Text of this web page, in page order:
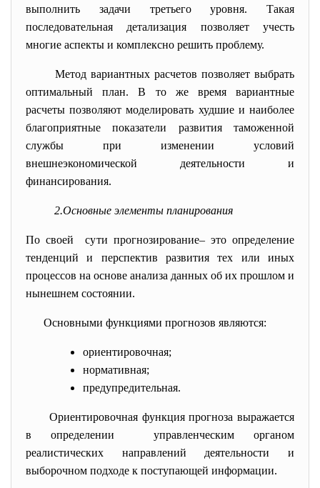
выполнить задачи третьего уровня. Такая
последовательная детализация позволяет учесть
многие аспекты и комплексно решить проблему.
Метод вариантных расчетов позволяет выбрать
оптимальный план. В то же время вариантные
расчеты позволяют моделировать худшие и наиболее
благоприятные показатели развития таможенной
службы при изменении условий
внешнеэкономической деятельности и
финансирования.
2.Основные элементы планирования
По своей сути прогнозирование– это определение
тенденций и перспектив развития тех или иных
процессов на основе анализа данных об их прошлом и
нынешнем состоянии.
Основными функциями прогнозов являются:
ориентировочная;
нормативная;
предупредительная.
Ориентировочная функция прогноза выражается
в определении управленческим органом
реалистических направлений деятельности и
выборочном подходе к поступающей информации.